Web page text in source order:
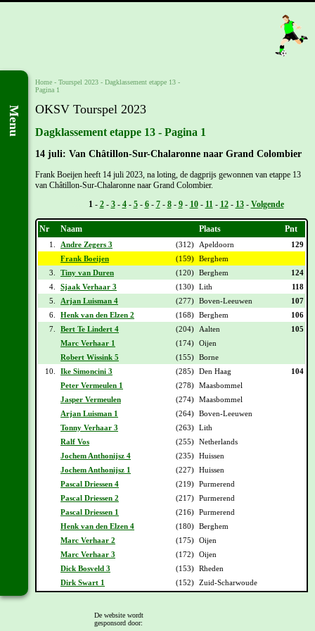
Menu
Home - Tourspel 2023 - Dagklassement etappe 13 -
Pagina 1
OKSV Tourspel 2023
Dagklassement etappe 13 - Pagina 1
14 juli: Van Châtillon-Sur-Chalaronne naar Grand Colombier
Frank Boeijen heeft 14 juli 2023, na loting, de dagprijs gewonnen van etappe 13
van Châtillon-Sur-Chalaronne naar Grand Colombier.
1- 2- 3- 4- 5- 6- 7- 8- 9- 10- 11- 12- 13- Volgende
Nr Naam Plaats Pnt
1. Andre Zegers 3 (312) Apeldoorn
129
Frank Boeijen
(159) Berghem
3.
Tiny van Duren (120) Berghem
124
4.
Sjaak Verhaar 3 (130) Lith
118
5.
Arjan Luisman 4 (277) Boven-Leeuwen
107
6.
Henk van den Elzen 2 (168) Berghem
106
7.
Bert Te Lindert 4 (204) Aalten
105
Marc Verhaar 1
(174) Oijen
Robert Wissink 5
(155) Borne
10.
Ike Simoncini 3 (285) Den Haag
104
Peter Vermeulen 1
(278) Maasbommel
Jasper Vermeulen
(274) Maasbommel
Arjan Luisman 1
(264) Boven-Leeuwen
Tonny Verhaar 3
(263) Lith
Ralf Vos
(255) Netherlands
Jochem Anthonijsz 4
(235) Huissen
Jochem Anthonijsz 1
(227) Huissen
Pascal Driessen 4
(219) Purmerend
Pascal Driessen 2
(217) Purmerend
Pascal Driessen 1
(216) Purmerend
Henk van den Elzen 4
(180) Berghem
Marc Verhaar 2
(175) Oijen
Marc Verhaar 3
(172) Oijen
Dick Bosveld 3
(153) Rheden
Dirk Swart 1
(152) Zuid-Scharwoude
Deze stand is onder voorbehoud!
De website wordt
gesponsord door: